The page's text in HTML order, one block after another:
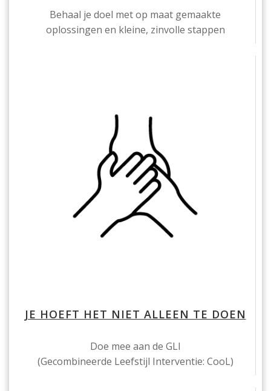
Behaal je doel met op maat gemaakte
oplossingen en kleine, zinvolle stappen
JE HOEFT HET NIET ALLEEN TE DOEN
Doe mee aan de GLI
(Gecombineerde Leefstijl Interventie: CooL)